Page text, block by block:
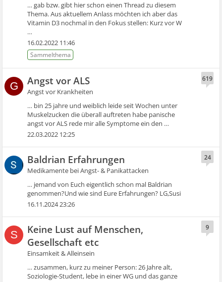
… gab bzw. gibt hier schon einen Thread zu diesem
Thema. Aus aktuellem Anlass möchten ich aber das
Vitamin D3 nochmal in den Fokus stellen: Kurz vor W
…
16.02.2022 11:46
G Angst vor ALS
Angst vor Krankheiten
… bin 25 jahre und weiblich leide seit Wochen unter
Muskelzucken die überall auftreten habe panische
angst vor ALS rede mir alle Symptome ein den …
619
22.03.2022 12:25
Baldrian Erfahrungen
Medikamente bei Angst- & Panikattacken
… jemand von Euch eigentlich schon mal Baldrian
genommen?Und wie sind Eure Erfahrungen? LG,Susi
24
16.11.2024 23:26
S
Keine Lust auf Menschen,
Gesellschaft etc
Einsamkeit & Alleinsein
… zusammen, kurz zu meiner Person: 26 Jahre alt,
Soziologie-Student, lebe in einer WG und das ganze
9